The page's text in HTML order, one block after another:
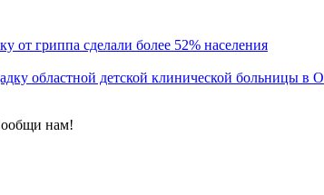
от гриппа сделали более 52% населения
областной детской клинической больницы в
нам!